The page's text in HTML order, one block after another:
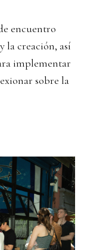
encuentro
la creación, así
implementar
sobre la